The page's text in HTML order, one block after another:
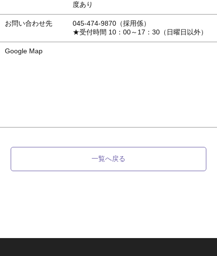
度あり
お問い合わせ先
045-474-9870（採用係）
★受付時間 10：00～17：30（日曜日以外）
Google Map
一覧へ戻る